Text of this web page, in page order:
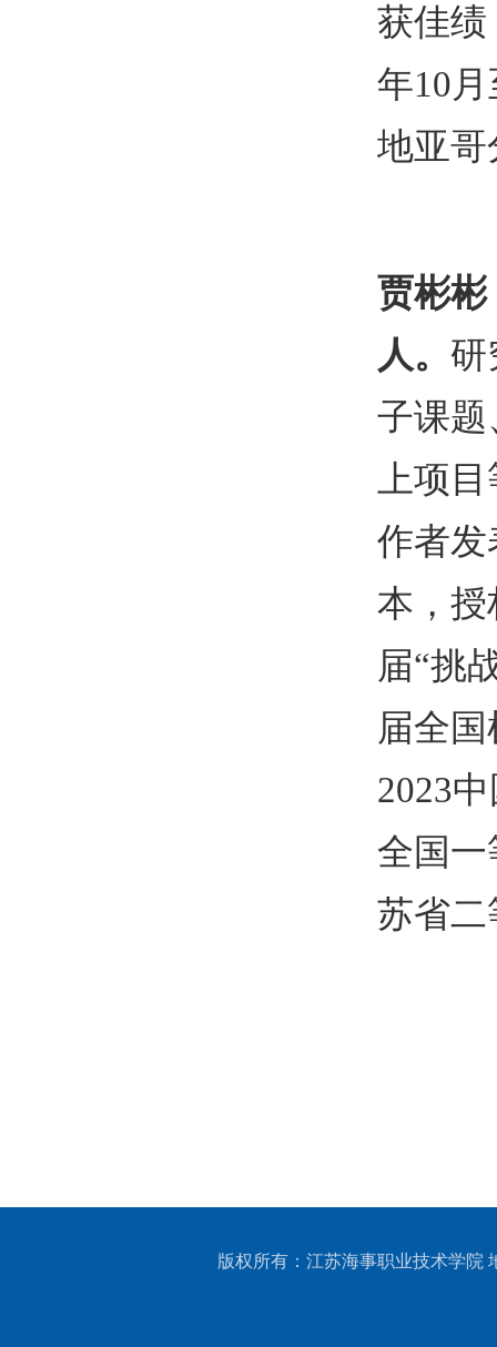
获佳绩
年10
地亚哥
贾彬
人。 研
子课题
上项
作者发
本，授
届“挑
届全
2023
全国一
苏省二
版权所有：江苏海事职业技术学院